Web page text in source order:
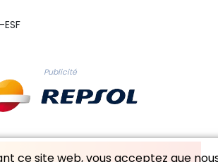
ce site web, vous acceptez que
Publicité